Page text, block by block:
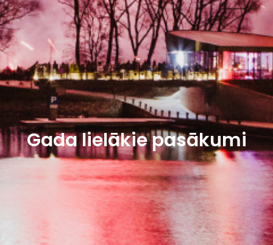
Gada lielākie pasākumi